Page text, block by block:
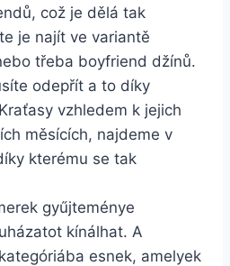
což je dělá tak
je najít ve variantě
třeba boyfriend džínů.
odepřít a to díky
vzhledem k jejich
měsících, najdeme v
kterému se tak
gyűjteménye
kínálhat. A
esnek, amelyek